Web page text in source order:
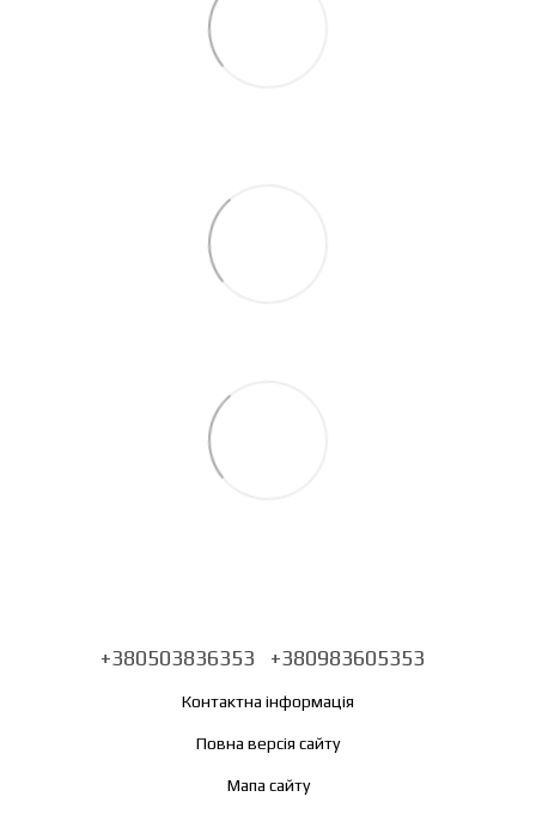
+380503836353 +380983605353
Контактна інформація
Повна версія сайту
Мапа сайту